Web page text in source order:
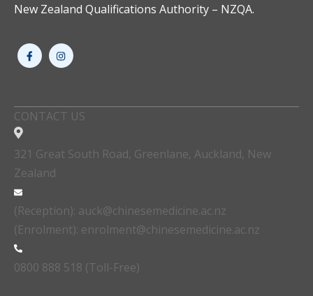
New Zealand Qualifications Authority – NZQA.
CONTACT US
321 Great South Road, Greenlane, Auckland, New
Zealand
(Reception): auck@chinesemedicine.ac.nz
(Enrolment): enrolment@chinesemedicine.ac.nz
0800 888 518 (Toll-Free)